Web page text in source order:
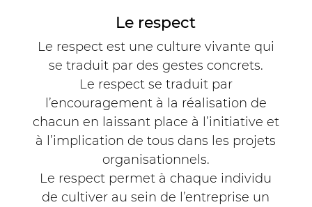
Le respect
Le respect est une culture vivante qui
se traduit par des gestes concrets.
Le respect se traduit par
l’encouragement à la réalisation de
chacun en laissant place à l’initiative et
à l’implication de tous dans les projets
organisationnels.
Le respect permet à chaque individu
de cultiver au sein de l’entreprise un